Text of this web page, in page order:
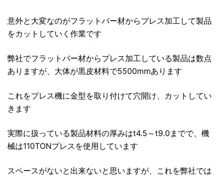
意外と大変なのがフラットバー材からプレス加工して製品
をカットしていく作業です
弊社でフラットバー材からプレス加工している製品は数点
ありますが、大体が黒皮材料で5500mmあります
これをプレス機に金型を取り付けて穴開け、カットしてい
きます
実際に扱っている製品材料の厚みはt4.5～t9.0までで、機
械は110TONプレスを使用しています
スペースがないと出来ないと思いますが、これを弊社では